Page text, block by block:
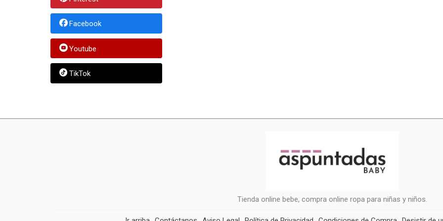
Facebook
Youtube
TikTok
Tienda online bebe, compra online ropa para niñas y niños.